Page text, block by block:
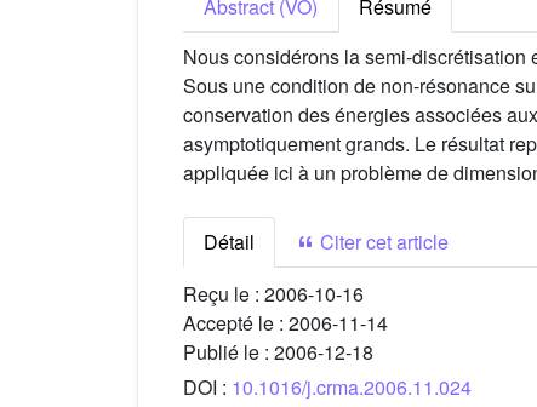
Abstract (VO)
Résumé
Nous considérons la semi-
Sous une condition de non-résonance
conservation des énergies associées
asymptotiquement grands. Le résultat
appliquée ici à un problème de
Détail
Citer cet article
Reçu le : 2006-10-16
Accepté le : 2006-11-14
Publié le : 2006-12-18
DOI : 10.1016/j.crma.2006.11.024